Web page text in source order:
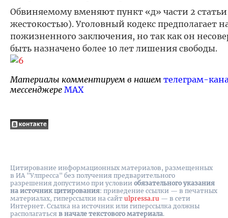
Обвиняемому вменяют пункт «д» части 2 статьи
жестокостью). Уголовный кодекс предполагает
пожизненного заключения, но так как он
быть назначено более 10 лет лишения свободы.
Материалы комментируем в нашем телеграм-
мессенджере MAX
Цитирование информационных материалов, размещенных
в ИА "Улпресса" без получения предварительного
разрешения допустимо при условии обязательного указания
на источник цитирования: приведение ссылки — в печатных
материалах, гиперссылки на cайт ulpressa.ru — в сети
Интернет. Ссылка на источник или гиперссылка должны
располагаться в начале текстового материала.